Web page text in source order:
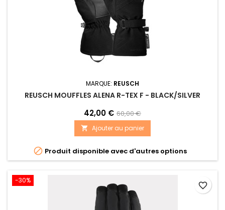
MARQUE: REUSCH
REUSCH MOUFFLES ALENA R-TEX F - BLACK/SILVER
42,00 € 60,00 €
 Ajouter au panier
 Produit disponible avec d'autres options
-30%
favorite_border